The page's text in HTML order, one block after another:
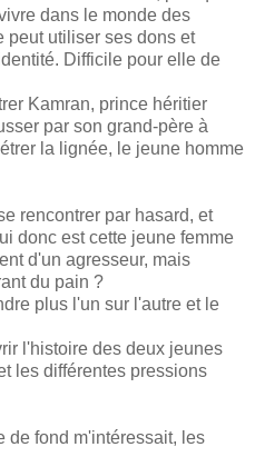
dans le monde des
peut utiliser ses dons et
Difficile pour elle de
Kamran, prince héritier
par son grand-père à
la lignée, le jeune homme
rencontrer par hasard, et
donc est cette jeune femme
d'un agresseur, mais
du pain ?
plus l'un sur l'autre et le
l'histoire des deux jeunes
les différentes pressions
de fond m'intéressait, les